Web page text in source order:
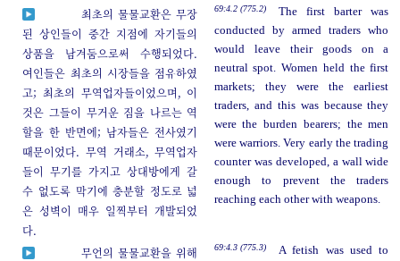
최초의 물물교환은 무장
된 상인들이 중간 지점에 자기들의
상품을 남겨둠으로써 수행되었다.
여인들은 최초의 시장들을 점유하였
고; 최초의 무역업자들이었으며, 이
것은 그들이 무거운 짐을 나르는 역
할을 한 반면에; 남자들은 전사였기
때문이었다. 무역 거래소, 무역업자
들이 무기를 가지고 상대방에게 갈
수 없도록 막기에 충분할 정도로 넓
은 성벽이 매우 일찍부터 개발되었
다.
69:4.2 (775.2)
The first barter was
conducted by armed traders who
would leave their goods on a
neutral spot. Women held the first
markets; they were the earliest
traders, and this was because they
were the burden bearers; the men
were warriors. Very early the trading
counter was developed, a wall wide
enough to prevent the traders
reaching each other with weapons.
무언의 물물교환을 위해
69:4.3 (775.3)
A fetish was used to